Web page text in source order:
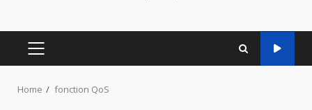
PRIMARY
Home fonction QoS